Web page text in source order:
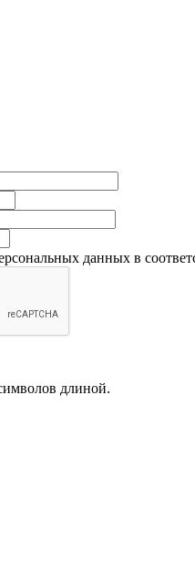
данных в
длиной.